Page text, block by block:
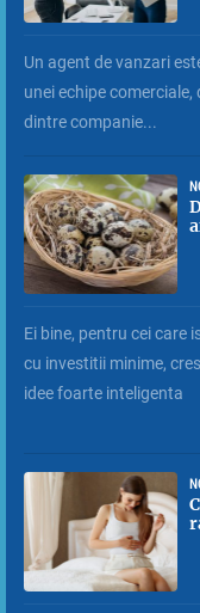
Un agent de vanzari
unei echipe
dintre companie...
Ei bine, pentru cei care
cu investitii minime,
idee foarte inteligenta